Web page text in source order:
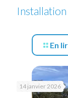
En
14 janvier 2026